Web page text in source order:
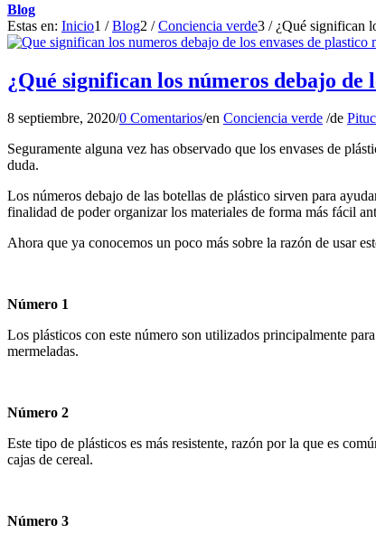
Blog
Estas en: Inicio1 / Blog2 / Conciencia verde3 / ¿Qué significan
¿Qué significan los números debajo de
8 septiembre, 2020/0 Comentarios/en Conciencia verde /de
Seguramente alguna vez has observado que los envases de
duda.
Los números debajo de las botellas de plástico sirven para
finalidad de poder organizar los materiales de forma más fácil
Ahora que ya conocemos un poco más sobre la razón de usar
Número 1
Los plásticos con este número son utilizados principalmente
mermeladas.
Número 2
Este tipo de plásticos es más resistente, razón por la que es
cajas de cereal.
Número 3